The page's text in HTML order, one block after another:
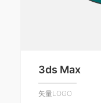
3ds Max
矢量LOGO